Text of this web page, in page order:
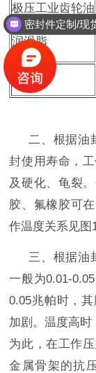
极压工业齿轮油
润滑脂
水
二、根据油
封使用寿命，
及硬化、龟裂
胶、氟橡胶可
作温度关系见图
三、根据油
一般为0.01-
0.05兆帕时，
加剧。温度高时
为此，在工作
金属骨架的抗